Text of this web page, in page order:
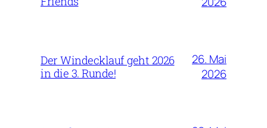
Der Windecklauf geht 2026
in die 3. Runde!
26. Mai
2026